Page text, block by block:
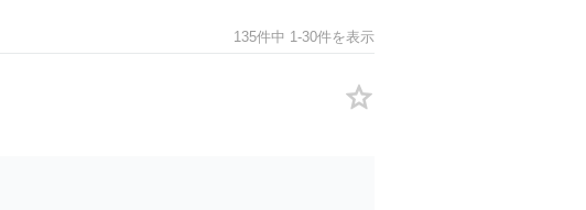
135件中 1-30件を表示